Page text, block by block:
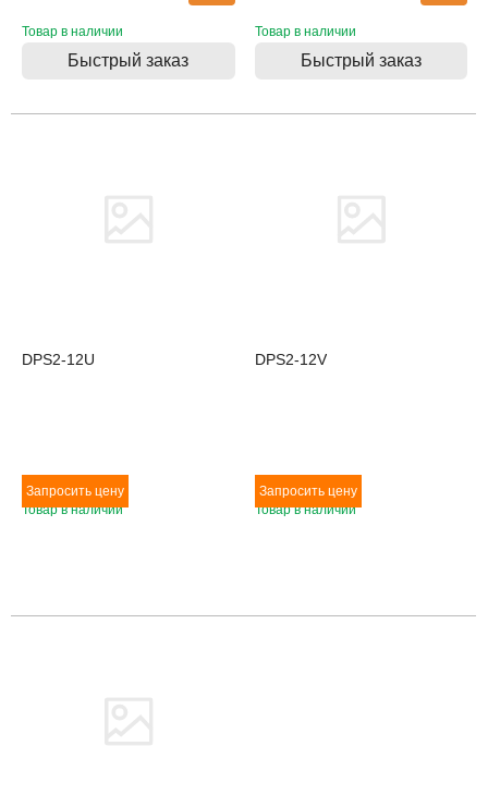
Товар в наличии
Быстрый заказ
Товар в наличии
Быстрый заказ
DPS2-12U
Товар в наличии
DPS2-12V
Товар в наличии